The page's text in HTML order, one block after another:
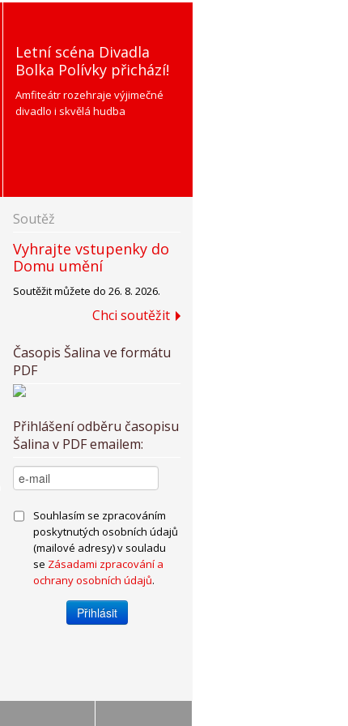
Letní scéna Divadla
Bolka Polívky přichází!
Amfiteátr rozehraje výjimečné
divadlo i skvělá hudba
Soutěž
Vyhrajte vstupenky do
Domu umění
Soutěžit můžete do 26. 8. 2026.
Chci soutěžit
Časopis Šalina ve formátu
PDF
Přihlášení odběru časopisu
Šalina v PDF emailem:
Souhlasím se zpracováním
poskytnutých osobních údajů
(mailové adresy) v souladu
se Zásadami zpracování a
ochrany osobních údajů.